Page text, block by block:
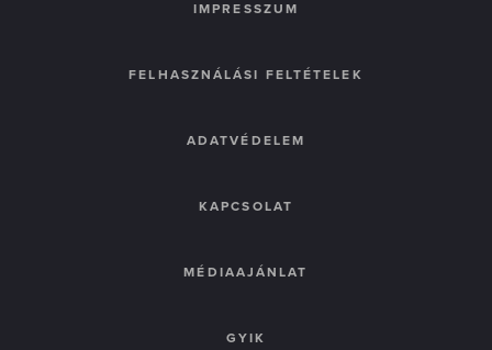
IMPRESSZUM
FELHASZNÁLÁSI FELTÉTELEK
ADATVÉDELEM
KAPCSOLAT
MÉDIAAJÁNLAT
GYIK